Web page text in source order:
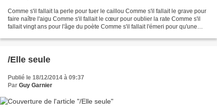
Comme s'il fallait la perle pour tuer le caillou Comme s'il fallait le grave pour
faire naître l'aigu Comme s'il fallait le cœur pour oublier la rate Comme s'il
fallait vingt ans pour l'âge du poète Comme s'il fallait l'émeri pour qu'une
/Elle seule
Publié le 18/12/2014 à 09:37
Par Guy Garnier